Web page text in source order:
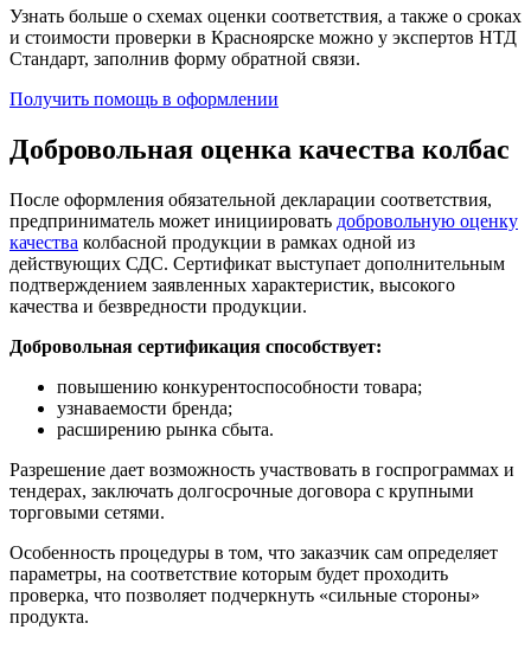
Узнать больше о схемах оценки соответствия, а также о сроках
и стоимости проверки в Красноярске можно у экспертов НТД
Стандарт, заполнив форму обратной связи.
Получить помощь в оформлении
Добровольная оценка качества колбас
После оформления обязательной декларации соответствия,
предприниматель может инициировать добровольную оценку
качества колбасной продукции в рамках одной из
действующих СДС. Сертификат выступает дополнительным
подтверждением заявленных характеристик, высокого
качества и безвредности продукции.
Добровольная сертификация способствует:
повышению конкурентоспособности товара;
узнаваемости бренда;
расширению рынка сбыта.
Разрешение дает возможность участвовать в госпрограммах и
тендерах, заключать долгосрочные договора с крупными
торговыми сетями.
Особенность процедуры в том, что заказчик сам определяет
параметры, на соответствие которым будет проходить
проверка, что позволяет подчеркнуть «сильные стороны»
продукта.